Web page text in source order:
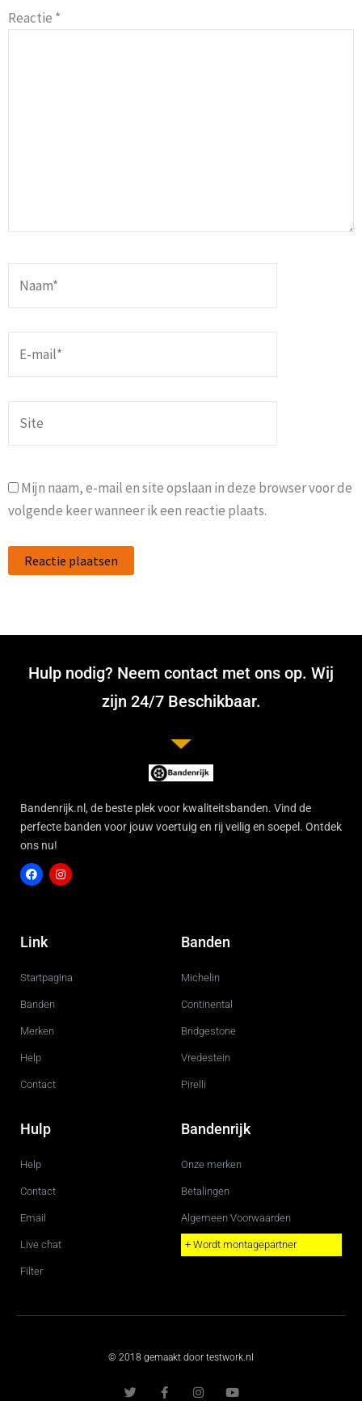
Reactie *
mail*
Mijn naam, e-mail en site opslaan in deze browser voor de
volgende keer wanneer ik een reactie plaats.
Hulp nodig? Neem contact met ons op. Wij
zijn 24/7 Beschikbaar.
Bandenrijk.nl, de beste plek voor kwaliteitsbanden. Vind de
perfecte banden voor jouw voertuig en rij veilig en soepel. Ontdek
ons nu!
c
e
o
g
r
Link
Startpagina
Banden
Merken
Help
Contact
Banden
Michelin
Continental
Bridgestone
Vredestein
Pirelli
Hulp
Help
Contact
Email
Live chat
Filter
Bandenrijk
Onze merken
Betalingen
Algemeen Voorwaarden
+ Wordt montagepartner
© 2018 gemaakt door testwork.nl
w a n o